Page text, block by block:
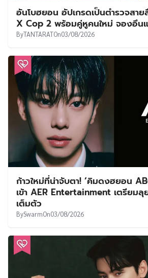
อันโบฮยอน อัปเกรดเป็นตำรวจสา
X Cop 2 พร้อมคู่หูคนใหม่ จองอึน
ByTANTARATOn03/08/2026
ก้าวใหม่ที่น่าจับตา! ‘คิมดงฮยอน
เข้า AER Entertainment เตรียม
เต็มตัว
BySwarmOn03/08/2026